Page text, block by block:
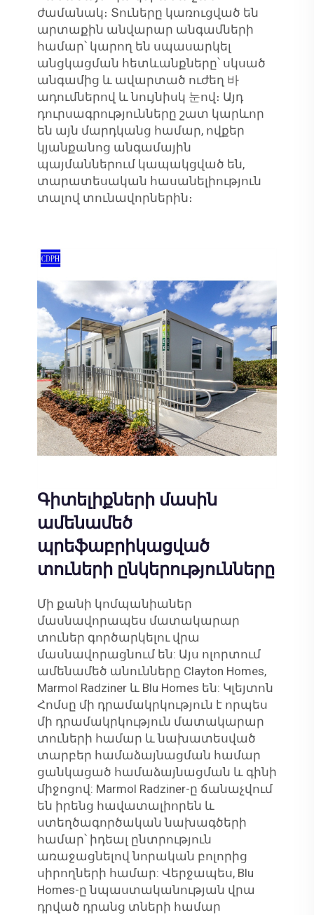
ժամանակ։ Տուները կառուցված են
արտաքին անվարար անգամների
համար՝ կարող են սպասարկել
անցկացման հետևանքները՝ սկսած
անգամից և ավարտած ուժեղ 바
ադումներով և նույնիսկ 눈ով։ Այդ
դուրսագրությունները շատ կարևոր
են այն մարդկանց համար, ովքեր
կյանքանոց անգամային
պայմաններում կապակցված են,
տարատեսական հասանելիություն
տալով տունավորներին։
Գիտելիքների մասին
ամենամեծ
պրեֆաբրիկացված
տուների ընկերությունները
Մի քանի կոմպանիաներ
մասնավորապես մատակարար
տուներ գործարկելու վրա
մասնավորացնում են: Այս ոլորտում
ամենամեծ անունները Clayton Homes,
Marmol Radziner և Blu Homes են: Կլեյտոն
Հոմսը մի դրամակրկություն է որպես
մի դրամակրկություն մատակարար
տուների համար և նախատեսված
տարբեր համաձայնացման համար
ցանկացած համաձայնացման և գինի
միջոցով: Marmol Radziner-ը ճանաչվում
են իրենց հավատալիորեն և
ստեղծագործական նախագծերի
համար՝ իդեալ ընտրություն
առաջացնելով նորական բոլորից
սիրողների համար: Վերջապես, Blu
Homes-ը նպաստականության վրա
դրված դրանց տների համար